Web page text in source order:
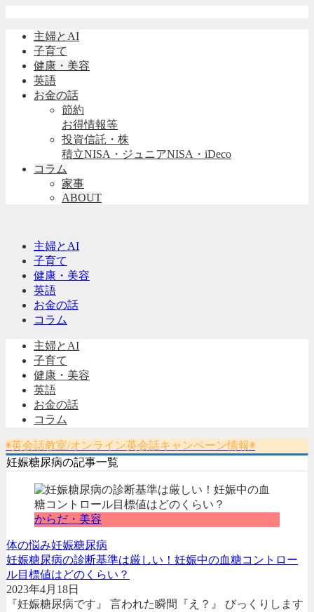
主婦とAI
子育て
健康・美容
英語
お金の話
節約
お得情報等
投資信託・株
積立NISA・ジュニアNISA・iDeco
コラム
家事
ABOUT
主婦とAI
子育て
健康・美容
英語
お金の話
コラム
主婦とAI
子育て
健康・美容
英語
お金の話
コラム
◉英会話教室/オンライン英会話キャンペーン情報◉
妊娠糖尿病の記事一覧
からだ・美容
体の悩み妊娠糖尿病
妊娠糖尿病の診断基準は厳しい！妊娠中の血糖コントロー
ル目標値はどのくらい？
2023年4月18日
『妊娠糖尿病です』 言われた瞬間『え？』 びっくりします